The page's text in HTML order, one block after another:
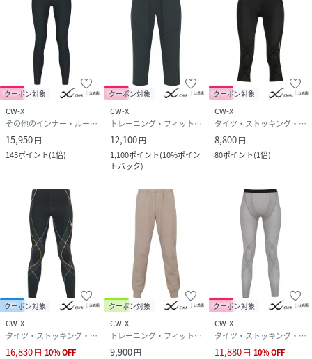
クーポン対象
CW-X
その他のインナー・ルームウェア
15,950円
145ポイント(1倍)
クーポン対象
CW-X
トレーニング・フィットネス用品
12,100円
1,100ポイント(10%ポイン
トバック)
クーポン対象
CW-X
タイツ・ストッキング・パンスト
8,800円
80ポイント(1倍)
クーポン対象
CW-X
タイツ・ストッキング・パンスト
16,830円 10%OFF
クーポン対象
CW-X
トレーニング・フィットネス用品
9,900円
クーポン対象
CW-X
タイツ・ストッキング・パンスト
11,880円 10%OFF